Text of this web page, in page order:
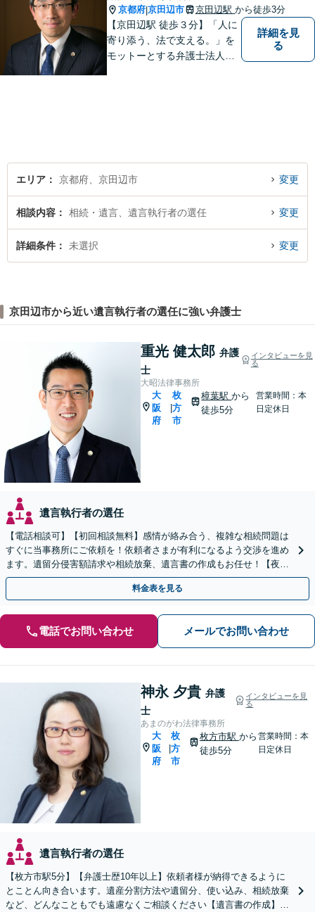
京都府|京田辺市 京田辺駅 から徒歩3分
【京田辺駅 徒歩３分】「人に
寄り添う、法で支える。」を
モットーとする弁護士法人で
詳細を見
る
エリア 京都府、京田辺市 変更
相談内容 相続・遺言、遺言執行者の選任 変更
詳細条件 未選択 変更
京田辺市から近い遺言執行者の選任に強い弁護士
重光 健太郎 弁護
士
インタビューを見
る
大昭法律事務所
大
阪
府
枚
方
市
樟葉駅から
徒歩5分
営業時間：本
日定休日
遺言執行者の選任
【電話相談可】【初回相談無料】感情が絡み合う、複雑な相続問題は
すぐに当事務所にご依頼を！依頼者さまが有利になるよう交渉を進め
ます。遺留分侵害額請求や相続放棄、遺言書の作成もお任せ！【夜
間・休日面談】【完全個室】【出張サービス】【樟葉駅3分】
料金表を見る
電話でお問い合わせ メールでお問い合わせ
神永 夕貴 弁護
士
インタビューを見
る
あまのがわ法律事務所
大
阪
府
|
枚
方
市
枚方市駅 から
徒歩5分
営業時間：本
日定休日
遺言執行者の選任
【枚方市駅5分】【弁護士歴10年以上】依頼者様が納得できるように
とことん向き合います。遺産分割方法や遺留分、使い込み、相続放棄
など、どんなこともでも遠慮なくご相談ください【遺言書の作成】自